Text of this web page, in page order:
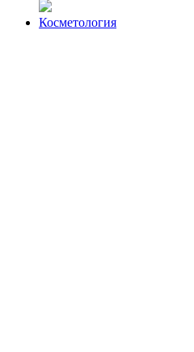
Косметология